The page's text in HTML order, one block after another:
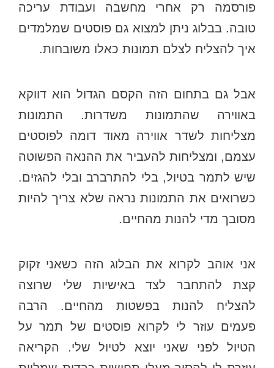
פורסמה רק אחרי מחשבה ועבודת עריכה
טובה. בבלוג ניתן למצוא גם פוסטים שמלמדים
איך להצליח לצלם תמונות כאלו משובחות.
אבל גם בתחום הזה הקסם הגדול הוא דווקא
באווירה שהתמונות משדרות. התמונות
מצליחות לשדר אווירה מאוד דומה לפוסטים
עצמם, ומצליחות להעביר את ההנאה הפשוטה
שיש לתמר בטיול, בלי להתרברב ובלי להגזים.
כשרואים את התמונות נראה שלא צריך להיות
מסובך מדי להנות מהחיים.
אני אוהב לקרוא את הבלוג הזה כשאני זקוק
קצת להתחבר לצד באישיות שלי שרוצה
להצליח להנות בפשטות מהחיים. הרבה
פעמים עוזר לי לקרוא פוסטים של תמר על
הטיול לפני שאני יוצא לטיול שלי. הקריאה